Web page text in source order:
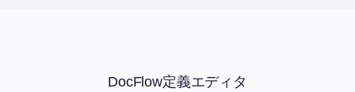
DocFlow定義エディタ